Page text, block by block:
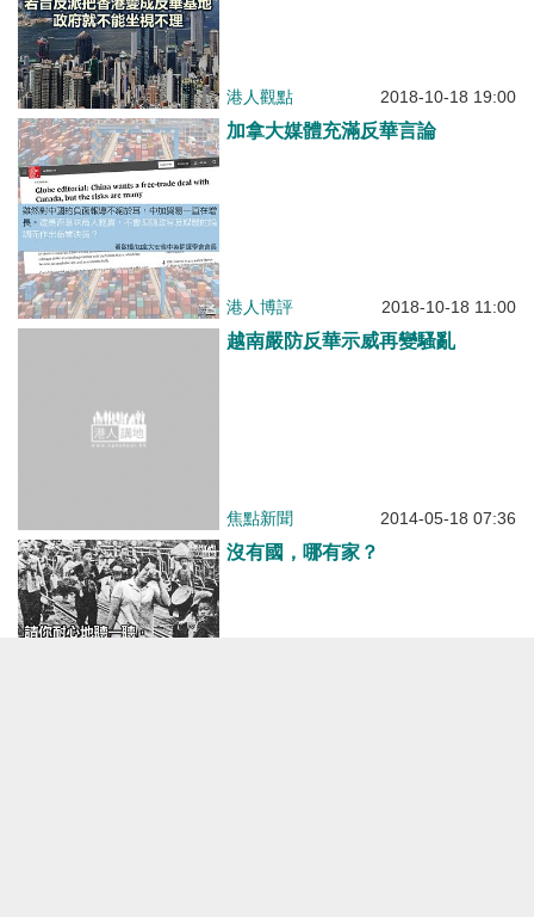
港人觀點 2018-10-18 19:00
加拿大媒體充滿反華言論
港人博評 2018-10-18 11:00
越南嚴防反華示威再變騷亂
焦點新聞 2014-05-18 07:36
沒有國，哪有家？